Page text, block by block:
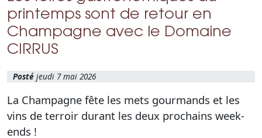
printemps sont de retour en
Champagne avec le Domaine
CIRRUS
jeudi 7 mai 2026
La Champagne fête les mets gourmands et les
vins de terroir durant les deux prochains week-
ends !